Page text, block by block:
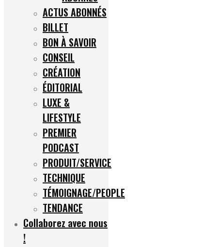
ACTUS ABONNÉS
BILLET
BON À SAVOIR
CONSEIL
CRÉATION
ÉDITORIAL
LUXE &
LIFESTYLE
PREMIER
PODCAST
PRODUIT/SERVICE
TECHNIQUE
TÉMOIGNAGE/PEOPLE
TENDANCE
Collaborez avec nous
!